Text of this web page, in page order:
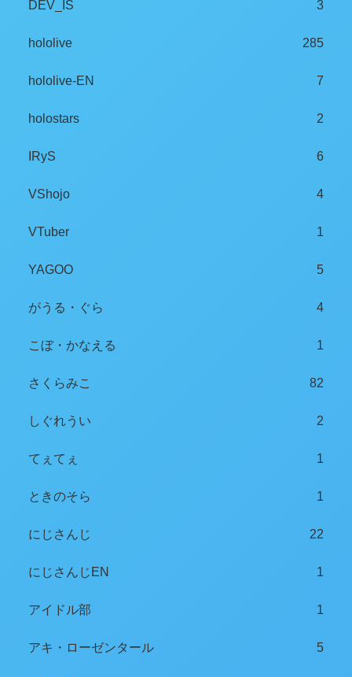
DEV_IS 3
hololive 285
hololive-EN 7
holostars 2
IRyS 6
VShojo 4
VTuber 1
YAGOO 5
がうる・ぐら 4
こぼ・かなえる 1
さくらみこ 82
しぐれうい 2
てぇてぇ 1
ときのそら 1
にじさんじ 22
にじさんじEN 1
アイドル部 1
アキ・ローゼンタール 5